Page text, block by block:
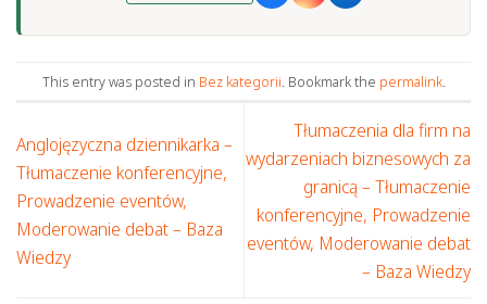
This entry was posted in Bez kategorii. Bookmark the permalink.
Anglojęzyczna dziennikarka –
Tłumaczenie konferencyjne,
Prowadzenie eventów,
Moderowanie debat – Baza
Wiedzy
Tłumaczenia dla firm na
wydarzeniach biznesowych za
granicą – Tłumaczenie
konferencyjne, Prowadzenie
eventów, Moderowanie debat
– Baza Wiedzy